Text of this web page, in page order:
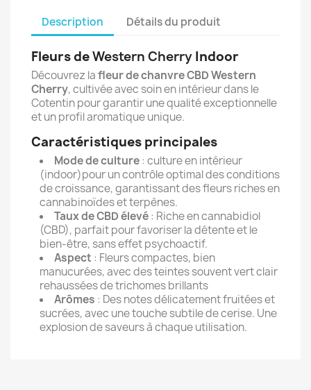
Description Détails du produit
Fleurs deWestern Cherry Indoor
Découvrez lafleur de chanvre CBD Western
Cherry, cultivée avec soin en intérieur dans le
Cotentin pour garantir une qualité exceptionnelle
et un profil aromatique unique.
Caractéristiques principales
Mode de culture: culture en intérieur
(indoor)pour un contrôle optimal des conditions
de croissance, garantissant des fleurs riches en
cannabinoïdes et terpènes.
Taux de CBD élevé: Riche en cannabidiol
(CBD), parfait pour favoriser la détente et le
bien-être, sans effet psychoactif.
Aspect : Fleurs compactes, bien
manucurées, avec des teintes souvent vert clair
rehaussées de trichomes brillants
Arômes : Des notes délicatement fruitées et
sucrées, avec une touche subtile de cerise. Une
explosion de saveurs à chaque utilisation.